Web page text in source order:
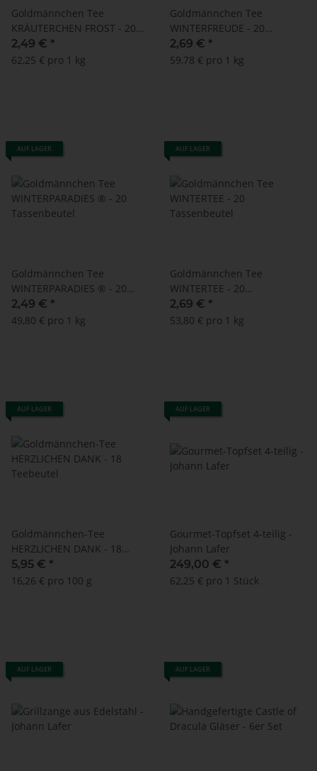
Goldmännchen Tee
KRÄUTERCHEN FROST - 20
Tassenbeutel
2,49 € *
62,25 € pro 1 kg
Goldmännchen Tee
WINTERFREUDE - 20
Tassenbeutel
2,69 € *
59,78 € pro 1 kg
AUF LAGER
Goldmännchen Tee
WINTERPARADIES ® - 20
Tassenbeutel
2,49 € *
49,80 € pro 1 kg
AUF LAGER
Goldmännchen Tee
WINTERTEE - 20
Tassenbeutel
2,69 € *
53,80 € pro 1 kg
AUF LAGER
Goldmännchen-Tee
HERZLICHEN DANK - 18
Teebeutel
5,95 € *
16,26 € pro 100 g
AUF LAGER
Gourmet-Topfset 4-teilig -
Johann Lafer
249,00 € *
62,25 € pro 1 Stück
AUF LAGER AUF LAGER